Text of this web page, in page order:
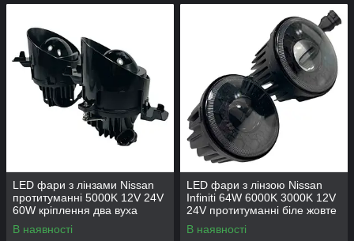
LED фари з лінзами Nissan
протитуманні 5000K 12V 24V
60W кріплення два вуха
В наявності
LED фари з лінзою Nissan
Infiniti 64W 6000K 3000K 12V
24V протитуманні біле жовте
світло
В наявності